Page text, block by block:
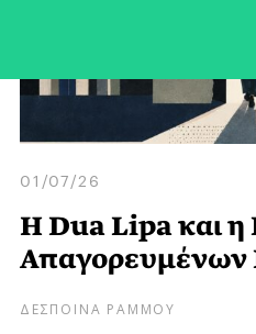
01/07/26
Η Dua Lipa και
Απαγορευμένων
ΔΕΣΠΟΙΝΑ ΡΑΜΜΟΥ